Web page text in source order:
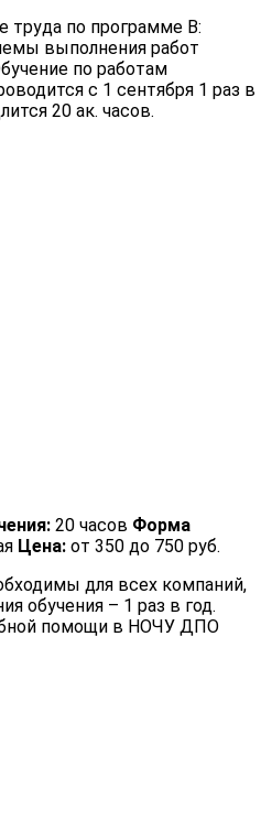
труда по программе В:
выполнения работ
по работам
с 1 сентября 1 раз в
20 ак. часов.
20 часов Форма
Цена: от 350 до 750 руб.
для всех компаний,
обучения – 1 раз в год.
помощи в НОЧУ ДПО